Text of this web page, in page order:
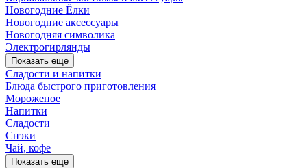
Новогодние Ёлки
Новогодние аксессуары
Новогодняя символика
Электрогирлянды
Показать еще
Сладости и напитки
Блюда быстрого приготовления
Мороженое
Напитки
Сладости
Снэки
Чай, кофе
Показать еще